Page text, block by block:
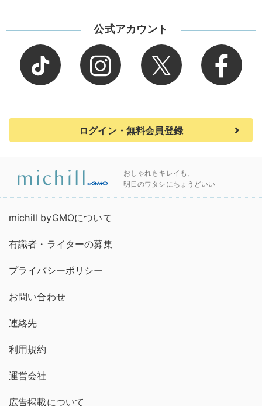
公式アカウント
ログイン・無料会員登録
おしゃれもキレイも、
明日のワタシにちょうどいい
michill byGMOについて
有識者・ライターの募集
プライバシーポリシー
お問い合わせ
連絡先
利用規約
運営会社
広告掲載について